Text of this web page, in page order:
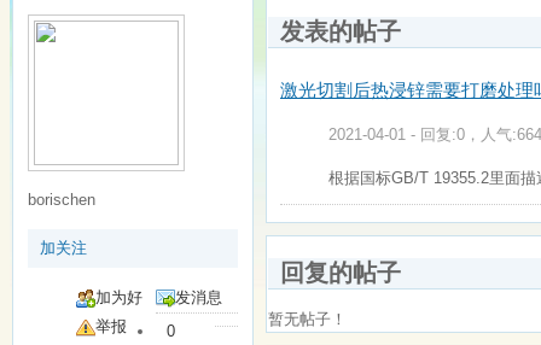
borischen
加关注
加为好
友
发消息
举报
0
发表的帖子
激光切割后热浸锌需要打磨处理
2021-04-01 - 回复:0，人气
根据国标GB/T 19355.2里面
回复的帖子
暂无帖子！